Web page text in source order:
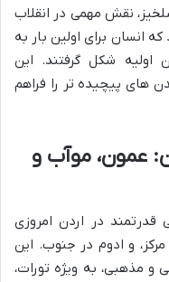
نقش مهمی در انقلاب
انسان برای اولین بار به
اولیه شکل گرفتند. این
های پیچیده تر را فراهم
عمون، موآب و
در اردن امروزی
و ادوم در جنوب. این
و مذهبی، به ویژه تورات،